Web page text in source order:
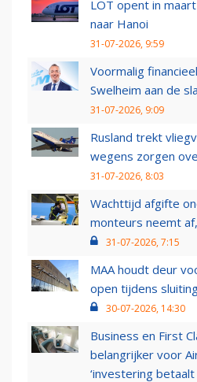
LOT opent in
naar Hanoi
31-07-2026, 9:59
Voormalig
Swelheim aan de
31-07-2026, 9:09
Rusland trekt
wegens zorgen
31-07-2026, 8:03
Wachttijd afgifte
monteurs neemt
31-07-2026, 7:15
MAA houdt deur
open tijdens
30-07-2026, 14:30
Business en First
belangrijker voor
‘investering betaalt